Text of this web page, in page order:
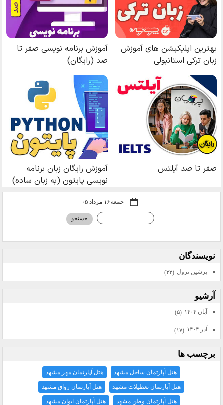
جمعه ۱۶ مرداد ۰۵
نويسندگان
پرشين ترول (۲۲)
آرشيو
آبان ۱۴۰۴ (۵)
آذر ۱۴۰۴ (۱۷)
برچسب ها
هتل آپارتمان ساحل مشهد هتل آپارتمان مهر مشهد
هتل آپارتمان تعطيلات مشهد هتل آپارتمان رواق مشهد
هتل آپارتمان وطن مشهد هتل آپارتمان ايوان مشهد